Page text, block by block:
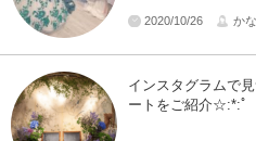
2020/10/26 か
インスタグラムで
ートをご紹介☆:*:ﾟ